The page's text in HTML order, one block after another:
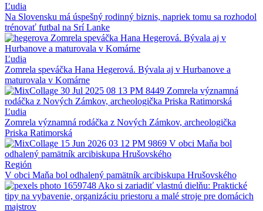
Ľudia
Na Slovensku má úspešný rodinný biznis, napriek tomu sa rozhodol
trénovať futbal na Srí Lanke
Ľudia
Zomrela speváčka Hana Hegerová. Bývala aj v Hurbanove a
maturovala v Komárne
Ľudia
Zomrela významná rodáčka z Nových Zámkov, archeologička
Priska Ratimorská
Región
V obci Maňa bol odhalený pamätník arcibiskupa Hrušovského